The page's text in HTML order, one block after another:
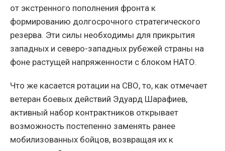
от экстренного пополнения фронта к
формированию долгосрочного стратегического
резерва. Эти силы необходимы для прикрытия
западных и северо-западных рубежей страны на
фоне растущей напряженности с блоком НАТО.
Что же касается ротации на СВО, то, как отмечает
ветеран боевых действий Эдуард Шарафиев,
активный набор контрактников открывает
возможность постепенно заменять ранее
мобилизованных бойцов, возвращая их к